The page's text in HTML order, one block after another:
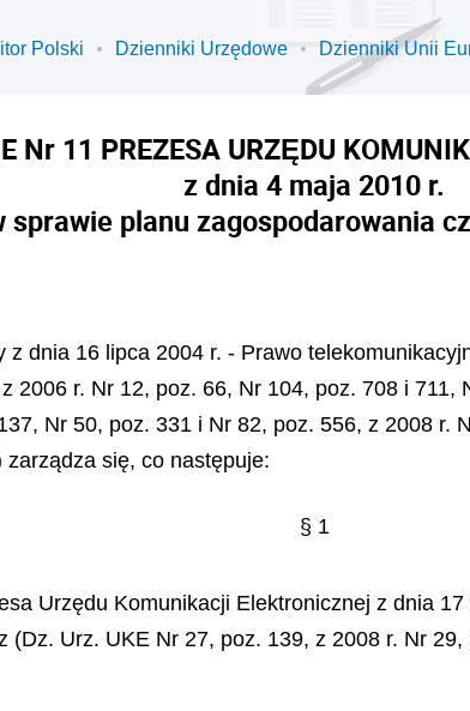
Polski Dzienniki Urzędowe Dzienniki Unii
Nr 11 PREZESA URZĘDU
z dnia 4 maja 2010 r.
planu zagospodarowania
dnia 16 lipca 2004 r. - Prawo
2006 r. Nr 12, poz. 66, Nr 104, poz. 708 i
Nr 50, poz. 331 i Nr 82, poz. 556, z 2008 r.
się, co następuje:
§ 1
Urzędu Komunikacji Elektronicznej z dnia
(Dz. Urz. UKE Nr 27, poz. 139, z 2008 r. Nr